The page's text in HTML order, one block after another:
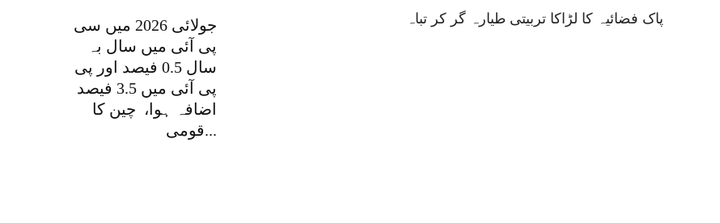
جولائی 2026 میں سی
پی آئی میں سال بہ
سال 0.5 فیصد اور پی
پی آئی میں 3.5 فیصد
اضافہ ہوا، چین کا
قومی...
پاک فضائیہ کا لڑاکا تربیتی طیارہ گر کر تباہ